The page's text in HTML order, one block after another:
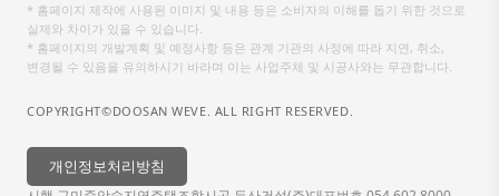
* 홈페이지 제작에 사용된 이미지 및 내용 등은 소비자의 이해를 돕기 위한 것으로
실제와 차이가 있을 수 있습니다.
* 홈페이지의 개발계획 및 예정사항 등은 관계 기관의 사정에 따라 지연, 취소,
변경될 수 있음을 유의하시기 바라며 이는 사업주체 및 시공사와는 무관합니다.
COPYRIGHT©DOOSAN WEVE. ALL RIGHT RESERVED.
개인정보처리방침